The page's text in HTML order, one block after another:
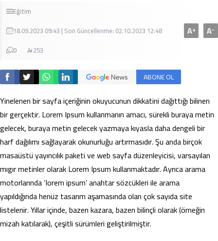
Eğitim
18.09.2023 09:43 | Son Güncellenme: 02.10.2023 12:48
0
253
A+ A-
ABONE OL
Yinelenen bir sayfa içeriğinin okuyucunun dikkatini dağıttığı bilinen
bir gerçektir. Lorem Ipsum kullanmanın amacı, sürekli buraya metin
gelecek, buraya metin gelecek yazmaya kıyasla daha dengeli bir
harf dağılımı sağlayarak okunurluğu artırmasıdır. Şu anda birçok
masaüstü yayıncılık paketi ve web sayfa düzenleyicisi, varsayılan
mıgır metinler olarak Lorem Ipsum kullanmaktadır. Ayrıca arama
motorlarında ‘lorem ipsum’ anahtar sözcükleri ile arama
yapıldığında henüz tasarım aşamasında olan çok sayıda site
listelenir. Yıllar içinde, bazen kazara, bazen bilinçli olarak (örneğin
mizah katılarak), çeşitli sürümleri geliştirilmiştir.